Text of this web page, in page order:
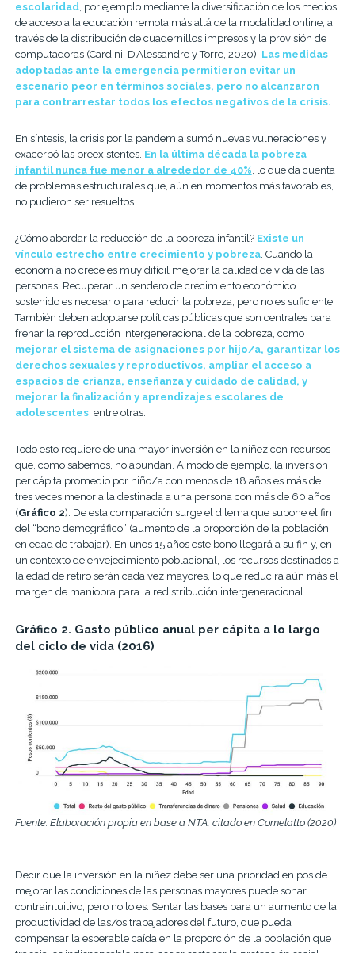
escolaridad, por ejemplo mediante la diversificación de los medios
de acceso a la educación remota más allá de la modalidad online, a
través de la distribución de cuadernillos impresos y la provisión de
computadoras (Cardini, D’Alessandre y Torre, 2020). Las medidas
adoptadas ante la emergencia permitieron evitar un
escenario peor en términos sociales, pero no alcanzaron
para contrarrestar todos los efectos negativos de la crisis.
En síntesis, la crisis por la pandemia sumó nuevas vulneraciones y
exacerbó las preexistentes. En la última década la pobreza
infantil nunca fue menor a alrededor de 40%, lo que da cuenta
de problemas estructurales que, aún en momentos más favorables,
no pudieron ser resueltos.
¿Cómo abordar la reducción de la pobreza infantil? Existe un
vínculo estrecho entre crecimiento y pobreza. Cuando la
economía no crece es muy difícil mejorar la calidad de vida de las
personas. Recuperar un sendero de crecimiento económico
sostenido es necesario para reducir la pobreza, pero no es suficiente.
También deben adoptarse políticas públicas que son centrales para
frenar la reproducción intergeneracional de la pobreza, como
mejorar el sistema de asignaciones por hijo/a, garantizar los
derechos sexuales y reproductivos, ampliar el acceso a
espacios de crianza, enseñanza y cuidado de calidad, y
mejorar la finalización y aprendizajes escolares de
adolescentes, entre otras.
Todo esto requiere de una mayor inversión en la niñez con recursos
que, como sabemos, no abundan. A modo de ejemplo, la inversión
per cápita promedio por niño/a con menos de 18 años es más de
tres veces menor a la destinada a una persona con más de 60 años
(Gráfico 2). De esta comparación surge el dilema que supone el fin
del “bono demográfico” (aumento de la proporción de la población
en edad de trabajar). En unos 15 años este bono llegará a su fin y, en
un contexto de envejecimiento poblacional, los recursos destinados a
la edad de retiro serán cada vez mayores, lo que reducirá aún más el
margen de maniobra para la redistribución intergeneracional.
Gráfico 2. Gasto público anual per cápita a lo largo
del ciclo de vida (2016)
Fuente: Elaboración propia en base a NTA, citado en Comelatto (2020)
Decir que la inversión en la niñez debe ser una prioridad en pos de
mejorar las condiciones de las personas mayores puede sonar
contraintuitivo, pero no lo es. Sentar las bases para un aumento de la
productividad de las/os trabajadores del futuro, que pueda
compensar la esperable caída en la proporción de la población que